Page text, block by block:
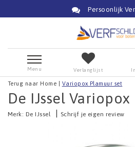
Persoonlijk
Menu Verlanglijst
Terug naar Home Variopox Plamuur set
De IJssel
Merk: De IJssel Schrijf je eigen review